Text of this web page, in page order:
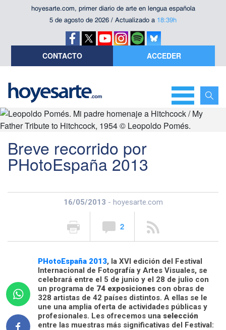
hoyesarte.com, primer diario de arte en lengua española
5 de agosto de 2026 / Actualizado a 18:39h
CONTACTO ACCEDER
Breve recorrido por
PHotoEspaña 2013
16/05/2013 - hoyesarte.com
2
PHotoEspaña 2013, la XVI edición del Festival
Internacional de Fotografía y Artes Visuales, se
celebrará entre el 5 de junio y el 28 de julio con
un programa de 74 exposiciones con obras de
328 artistas de 42 países distintos. A ellas se le
une una amplia oferta de actividades públicas y
profesionales. Les ofrecemos una selección
entre las muestras más significativas del Festival: